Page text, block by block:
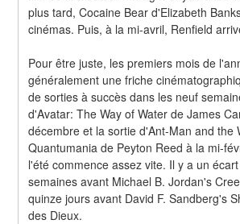
plus tard, Cocaine Bear d'Elizabeth
cinémas. Puis, à la mi-avril, Renfield
Pour être juste, les premiers mois de
généralement une friche
de sorties à succès dans les neuf
d'Avatar: The Way of Water de James
décembre et la sortie d'Ant-Man and the
Quantumania de Peyton Reed à la mi-
l'été commence assez vite. Il y a un
semaines avant Michael B. Jordan's
quinze jours avant David F. Sandberg's
des Dieux.